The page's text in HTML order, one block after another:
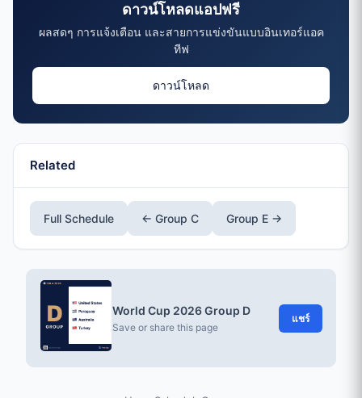
ดาวน์โหลดแอปฟรี
ผลสดๆ การแจ้งเตือน และสายการแข่งขันแบบอินเทอร์แอค
ทีฟ
ดาวน์โหลด
Related
Full Schedule ← Group C Group E →
World Cup 2026 Group D
Save or share this page
แชร์